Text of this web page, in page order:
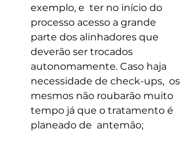
exemplo, e  ter no início do
processo acesso a grande
parte dos alinhadores que
deverão ser trocados
autonomamente. Caso haja
necessidade de check-ups,  os
mesmos não roubarão muito
tempo já que o tratamento é
planeado de  antemão;